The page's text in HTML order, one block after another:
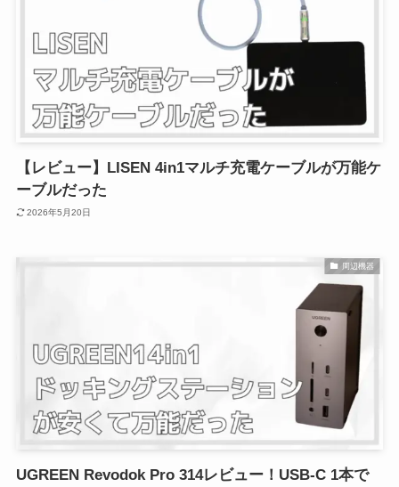
【レビュー】LISEN 4in1マルチ充電ケーブルが万能ケ
ーブルだった
2026年5月20日
周辺機器
UGREEN Revodok Pro 314レビュー！USB-C 1本で